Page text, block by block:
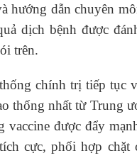
hướng dẫn chuyên
dịch bệnh được
trên.
chính trị tiếp tục
thống nhất từ Trung
vaccine được đẩy
cực, phối hợp